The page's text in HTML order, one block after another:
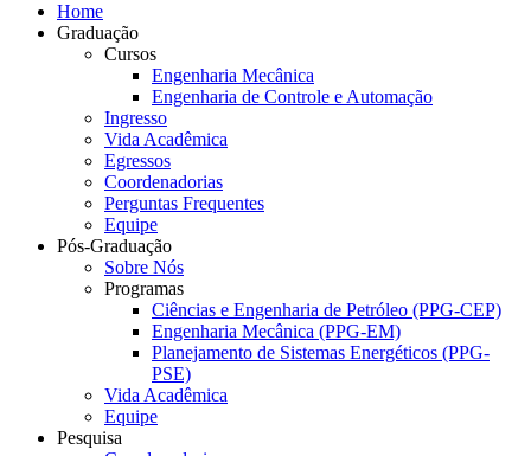
Home
Graduação
Cursos
Engenharia Mecânica
Engenharia de Controle e Automação
Ingresso
Vida Acadêmica
Egressos
Coordenadorias
Perguntas Frequentes
Equipe
Pós-Graduação
Sobre Nós
Programas
Ciências e Engenharia de Petróleo (PPG-CEP)
Engenharia Mecânica (PPG-EM)
Planejamento de Sistemas Energéticos (PPG-
PSE)
Vida Acadêmica
Equipe
Pesquisa